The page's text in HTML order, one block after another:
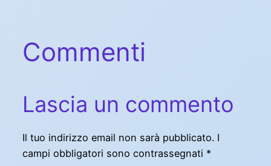
Commenti
Lascia un commento
Il tuo indirizzo email non sarà pubblicato. I
campi obbligatori sono contrassegnati *